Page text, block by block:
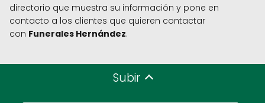
directorio que muestra su información y pone en
contacto a los clientes que quieren contactar
con Funerales Hernández.
Subir